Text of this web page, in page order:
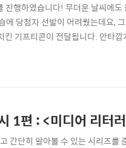
진행하였습니다! 무더운 날씨에
에 당첨자 선발이 어려웠는데요,
기프티콘이 전달됩니다. 안타
■ 당첨자 명단 - 20명 No. 이름
1편 : <미디어 리터
간단히 알아볼 수 있는 시리즈